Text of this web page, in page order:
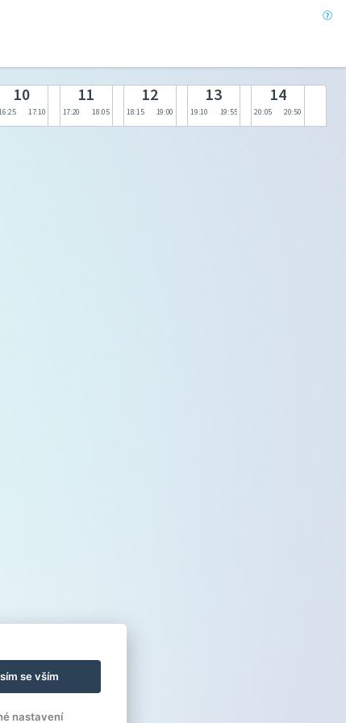
10
17:10
11
17:20 18:05
12
18:15 19:00
13
19:10 19:55
14
20:05 20:50
se vším
nastavení